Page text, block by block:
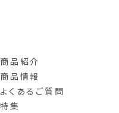
商品紹介
商品情報
よくあるご質問
特集